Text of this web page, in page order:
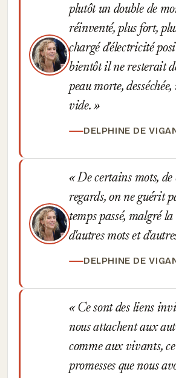
plutôt un double de
réinventé, plus fort,
chargé d'électricité
bientôt il ne resterait
peau morte,
vide.
DELPHINE DE
De certains mots, de
regards, on ne guérit
temps passé, malgré la
d'autres mots et
DELPHINE DE
Ce sont des liens
nous attachent aux
comme aux vivants, ce
promesses que nous